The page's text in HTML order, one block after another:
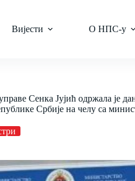
Вијести О НПС-у
Сенкa Јујић одржала је
Србије на челу са